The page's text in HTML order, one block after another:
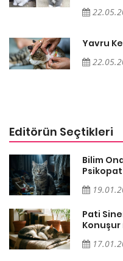
Yavru
Editörün Seçtikleri
Bilim
Pati
Konuşur